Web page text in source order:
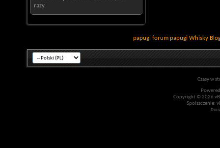
razy.
papugi forum papugi Whisky
Czasy w
Copyright © 2026
Spolszczenie: